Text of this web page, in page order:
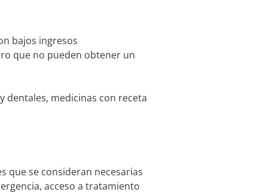
bajos ingresos
que no pueden obtener un
dentales, medicinas con receta
que se consideran necesarias
acceso a tratamiento